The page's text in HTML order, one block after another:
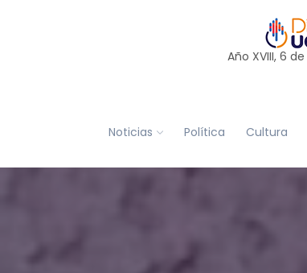
Año XVIII, 6 de
Noticias Política Cultura